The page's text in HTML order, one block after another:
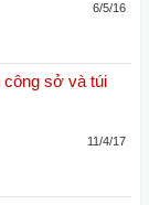
6/5/16
công sở và túi
11/4/17